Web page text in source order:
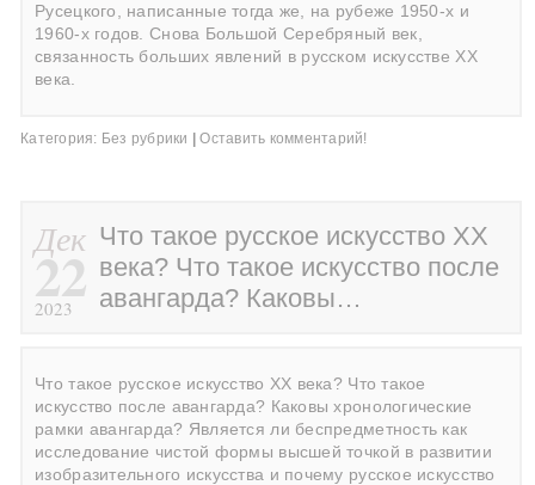
Русецкого, написанные тогда же, на рубеже 1950-х и
1960-х годов. Снова Большой Серебряный век,
связанность больших явлений в русском искусстве ХХ
века.
Категория: Без рубрики | Оставить комментарий!
Дек
22
2023
Что такое русское искусство ХХ
века? Что такое искусство после
авангарда? Каковы…
Что такое русское искусство ХХ века? Что такое
искусство после авангарда? Каковы хронологические
рамки авангарда? Является ли беспредметность как
исследование чистой формы высшей точкой в развитии
изобразительного искусства и почему русское искусство